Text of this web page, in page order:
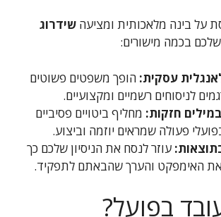
על בינה מלאכותית ומציעה שידרוג
בכמה מישורים:
עסקית: הופך משפטים פשוטים
לניסוחים רשמיים ומקצועיים.
חזקות: מחליף ביטויים פסיביים
פעולה שמראים יוזמה וביצוע.
עוזר לנסח את הניסיון שלכם כך
האימפקט והערך שהבאתם לתפקיד.
בפועל?